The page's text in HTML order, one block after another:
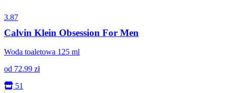
3.87
Calvin Klein Obsession For Men
Woda toaletowa 125 ml
od 72.99 zł
51